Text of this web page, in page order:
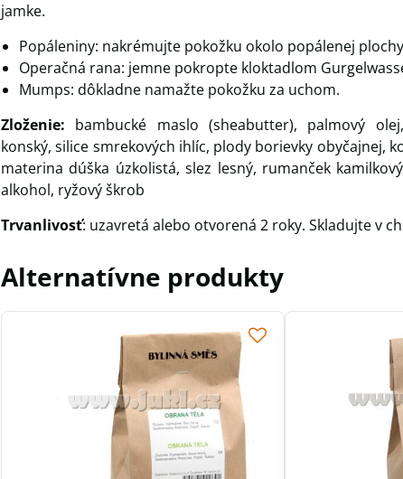
jamke.
Popáleniny: nakrémujte pokožku okolo popálenej
Operačná rana: jemne pokropte kloktadlom
Mumps: dôkladne namažte pokožku za uchom.
Zloženie: bambucké maslo (sheabutter), palmový
konský, silice smrekových ihlíc, plody borievky obyčajnej,
​​materina dúška úzkolistá, slez lesný, rumanček
alkohol, ryžový škrob
Trvanlivosť: uzavretá alebo otvorená 2 roky. Skladujte v
Alternatívne produkty